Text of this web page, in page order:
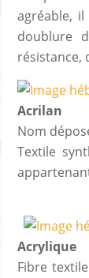
agréable,
doublure
résistance,
Acrilan
Nom
Textile
Acrylique
Fibre